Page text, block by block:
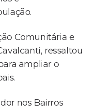
Comunitária e
ressaltou
ampliar o
nos Bairros